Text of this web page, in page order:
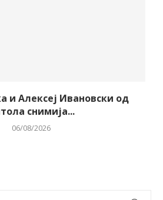
и Алексеј Ивановски од
снимија...
06/08/2026